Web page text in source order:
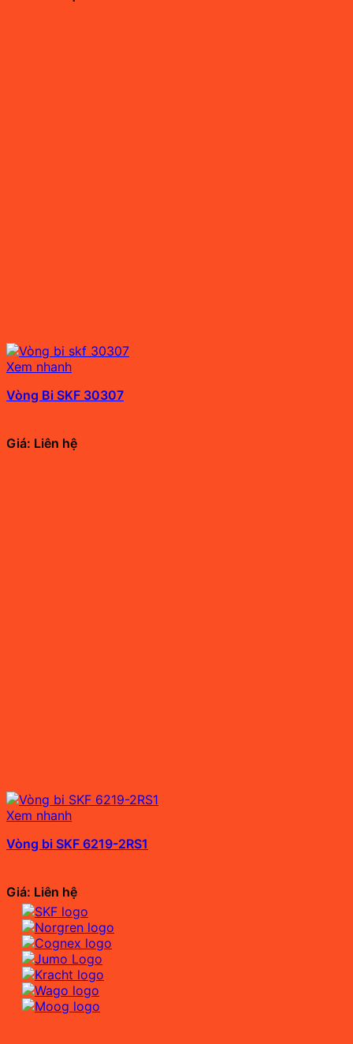
Xem nhanh
Vòng Bi SKF 30307
Giá: Liên hệ
Xem nhanh
Vòng bi SKF 6219-2RS1
Giá: Liên hệ